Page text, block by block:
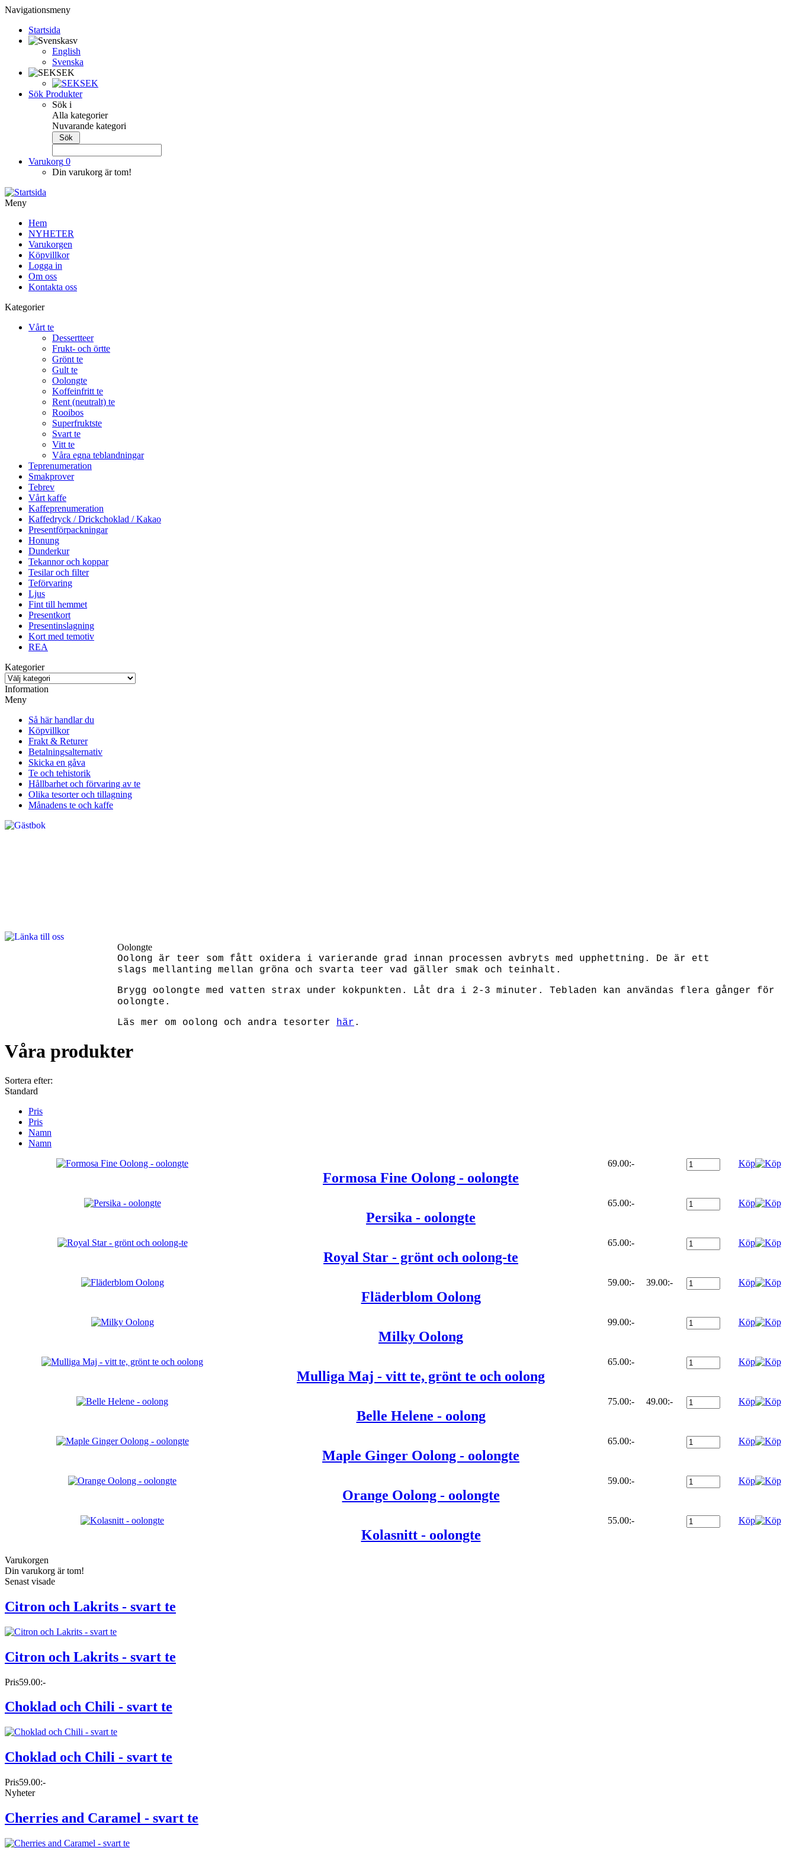
Navigationsmeny
Startsida
sv
English
Svenska
SEK
SEK
Sök Produkter
Sök i
Alla kategorier
Nuvarande kategori
Varukorg 0
Din varukorg är tom!
Meny
Hem
NYHETER
Varukorgen
Köpvillkor
Logga in
Om oss
Kontakta oss
Kategorier
Vårt te
Dessertteer
Frukt- och örtte
Grönt te
Gult te
Oolongte
Koffeinfritt te
Rent (neutralt) te
Rooibos
Superfruktste
Svart te
Vitt te
Våra egna teblandningar
Teprenumeration
Smakprover
Tebrev
Vårt kaffe
Kaffeprenumeration
Kaffedryck / Drickchoklad / Kakao
Presentförpackningar
Honung
Dunderkur
Tekannor och koppar
Tesilar och filter
Teförvaring
Ljus
Fint till hemmet
Presentkort
Presentinslagning
Kort med temotiv
REA
Kategorier
Information
Meny
Så här handlar du
Köpvillkor
Frakt & Returer
Betalningsalternativ
Skicka en gåva
Te och tehistorik
Hållbarhet och förvaring av te
Olika tesorter och tillagning
Månadens te och kaffe
Oolongte
Oolong är teer som fått oxidera i varierande grad innan processen avbryts med upphettning. De är ett
slags mellanting mellan gröna och svarta teer vad gäller smak och teinhalt.
Brygg oolongte med vatten strax under kokpunkten. Låt dra i 2-3 minuter. Tebladen kan användas flera gånger för
oolongte.
Läs mer om oolong och andra tesorter här .
Våra produkter
Sortera efter:
Standard
Pris
Pris
Namn
Namn
Formosa Fine Oolong - oolongte
69.00:- Köp
Persika - oolongte
65.00:- Köp
Royal Star - grönt och oolong-te
65.00:- Köp
Fläderblom Oolong
59.00:- 39.00:- Köp
Milky Oolong
99.00:- Köp
Mulliga Maj - vitt te, grönt te och oolong
65.00:- Köp
Belle Helene - oolong
75.00:- 49.00:- Köp
Maple Ginger Oolong - oolongte
65.00:- Köp
Orange Oolong - oolongte
59.00:- Köp
Kolasnitt - oolongte
55.00:- Köp
Varukorgen
Din varukorg är tom!
Senast visade
Citron och Lakrits - svart te
Citron och Lakrits - svart te
Pris59.00:-
Choklad och Chili - svart te
Choklad och Chili - svart te
Pris59.00:-
Nyheter
Cherries and Caramel - svart te